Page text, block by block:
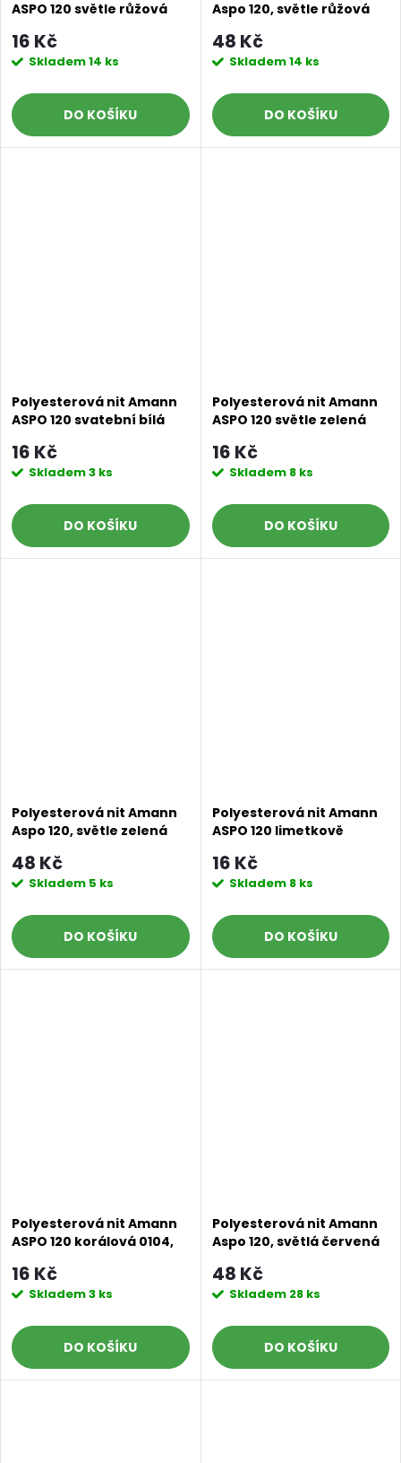
ASPO 120 světle růžová
16 Kč
Skladem14 ks
DO KOŠÍKU
Aspo 120, světle růžová
48 Kč
Skladem14 ks
DO KOŠÍKU
Polyesterová nit Amann
ASPO 120 svatební bílá
16 Kč
Skladem3 ks
DO KOŠÍKU
Polyesterová nit Amann
ASPO 120 světle zelená
16 Kč
Skladem 8 ks
DO KOŠÍKU
Polyesterová nit Amann
Aspo 120, světle zelená
48 Kč
Skladem 5 ks
DO KOŠÍKU
Polyesterová nit Amann
ASPO 120 limetkově
16 Kč
Skladem 8 ks
DO KOŠÍKU
Polyesterová nit Amann
ASPO 120 korálová 0104,
16 Kč
Skladem3 ks
DO KOŠÍKU
Polyesterová nit Amann
Aspo 120, světlá červená
48 Kč
Skladem 28 ks
DO KOŠÍKU